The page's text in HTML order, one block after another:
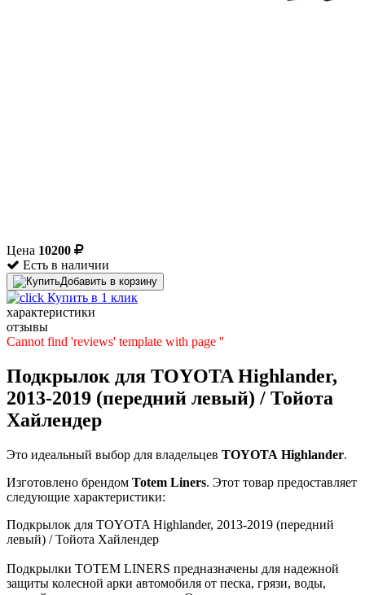
Цена 10200
Есть в наличии
Добавить в корзину
Купить в 1 клик
характеристики
отзывы
Cannot find 'reviews' template with page ''
Подкрылок для TOYOTA Highlander,
2013-2019 (передний левый) / Тойота
Хайлендер
Это идеальный выбор для владельцев TOYOTA Highlander.
Изготовлено брендом Totem Liners. Этот товар предоставляет
следующие характеристики:
Подкрылок для TOYOTA Highlander, 2013-2019 (передний
левый) / Тойота Хайлендер
Подкрылки TOTEM LINERS предназначены для надежной
защиты колесной арки автомобиля от песка, грязи, воды,